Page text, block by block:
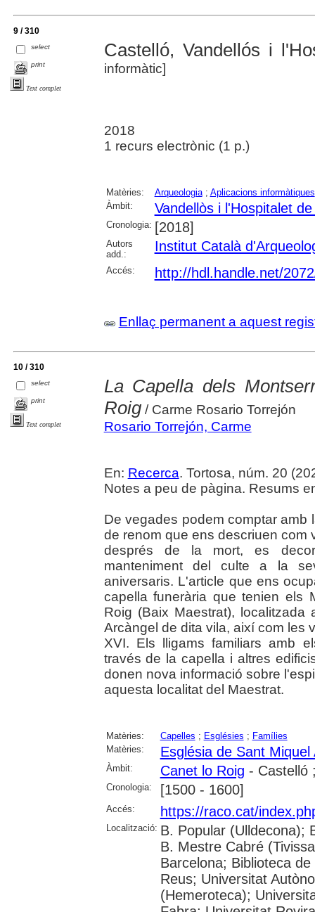
9 / 310
select
print
Text complet
Castelló, Vandellós i
informàtic]
2018
1 recurs electrònic (1 p.)
Matèries: Arqueologia; Aplicacions informàtiques
Àmbit:
Vandellòs i l'Hospitalet
Cronologia: [2018]
Autors
add.:
Institut Català
Accés: http://hdl.handle.net/
Enllaç permanent a aquest
10 / 310
select
print
Text complet
La Capella dels
Roig/ Carme Rosario Torrejón
Rosario Torrejón, Carme
En: Recerca. Tortosa, núm. 20
Notes a peu de pàgina. Resums
De vegades podem comptar amb
de renom que ens descriuen com
després de la mort, es
manteniment del culte a la
aniversaris. L'article que ens
capella funerària que tenien els
Roig (Baix Maestrat),
Arcàngel de dita vila, així com les
XVI. Els lligams familiars amb
través de la capella i altres
donen nova informació sobre
aquesta localitat del Maestrat.
Matèries: Capelles ; Esglésies ; Famílies
Matèries:
Església de Sant
Àmbit: Canet lo Roig - Castelló
Cronologia: [1500 - 1600]
Accés: https://raco.cat/
Localització: B. Popular (Ulldecona);
B. Mestre Cabré
Barcelona; Biblioteca
Reus; Universitat
(Hemeroteca);